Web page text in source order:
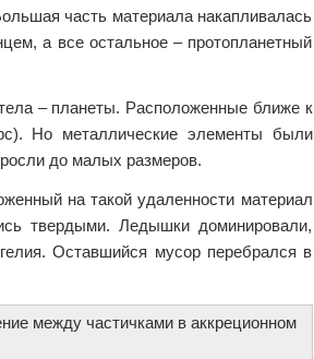
часть материала накапливалась
а все остальное – протопланетный
– планеты. Расположенные ближе к
Но металлические элементы были
до малых размеров.
на такой удаленности материал
твердыми. Ледышки доминировали,
Оставшийся мусор перебрался в